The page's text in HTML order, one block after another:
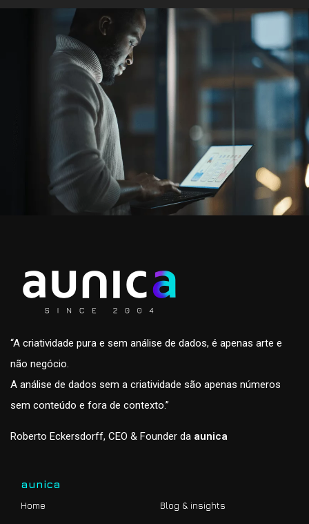
“A criatividade pura e sem análise de dados, é apenas arte e
não negócio.
A análise de dados sem a criatividade são apenas números
sem conteúdo e fora de contexto.”
Roberto Eckersdorff, CEO & Founder da aunica
aunica
Home Blog & insights